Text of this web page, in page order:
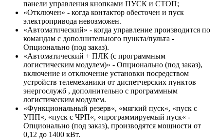
панели управления кнопками ПУСК и СТОП;
«Отключен» - когда контактор обесточен и пуск
электропривода невозможен.
«Автоматический» - когда управление производится по
командам с дополнительного пункта/пульта -
Опционально (под заказ).
«Автоматический + ПЛК (с программным
логистическим модулем)» - Опционально (под заказ),
включение и отключение установки посредством
устройств телемеханики от диспетчерских пунктов
энергослужб , дополнительно с программным
логистическим модулем.
«Функциональный резерв«, «мягкий пуск«, «пуск с
УПП«, «пуск с ЧРП«, «программируемый пуск« -
Опционально (под заказ), производятся мощности от
0,12 до 1400 кВт.